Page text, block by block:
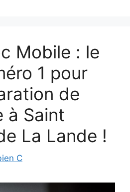
Mobile : le
1 pour
de
à Saint
La Lande !
C